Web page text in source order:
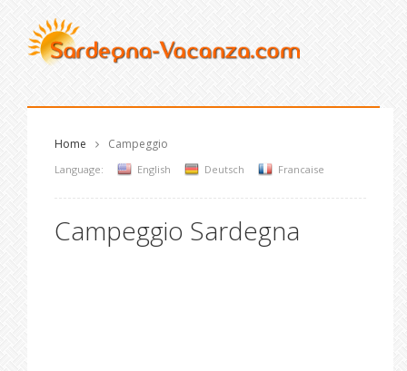
Home Campeggio
Language: English Deutsch Francaise
Campeggio Sardegna